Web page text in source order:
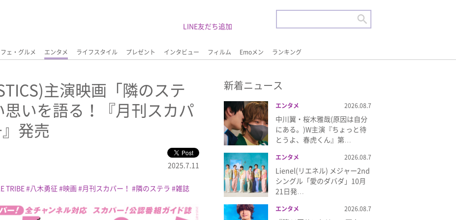
ェ・グルメ エンタメ ライフスタイル プレゼント インタビュー フィルム Emoメン ランキング
LINE友だち追加
主演映画「隣のステ
いを語る！『月刊スカパ
発売
2025.7.11
TRIBE 八木勇征 映画 月刊スカパー！ 隣のステラ 雑誌
新着ニュース
エンタメ 2026.08.7
中川翼・桜木雅哉(原因は自分
にある。)W主演『ちょっと待
とうよ、春虎くん』第…
エンタメ 2026.08.7
Lienel(リエネル) メジャー2nd
シングル「愛のダバダ」10月
21日発…
エンタメ 2026.08.7